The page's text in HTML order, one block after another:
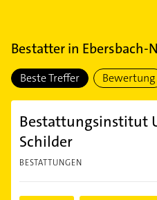
Bestatterin Ebersbach-
Beste Treffer Bewertung
Bestattungsinstitut
Schilder
BESTATTUNGEN